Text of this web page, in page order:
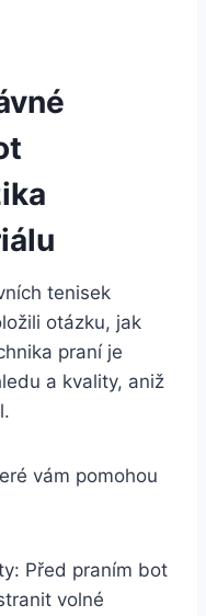
tenisek
otázku, ‌jak
⁤praní je
a kvality, aniž
vám pomohou​
‍Před praním bot
volné